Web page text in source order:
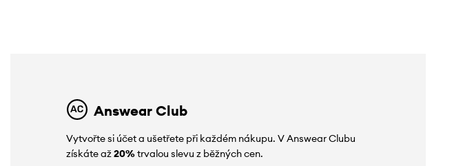
Answear Club
Vytvořte si účet a ušetřete při každém nákupu. V Answear Clubu
získáte až20%trvalou slevu z běžných cen.